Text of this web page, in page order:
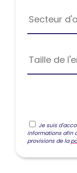
Secteur
Taille de
Je suis
informations afin
provisions de la